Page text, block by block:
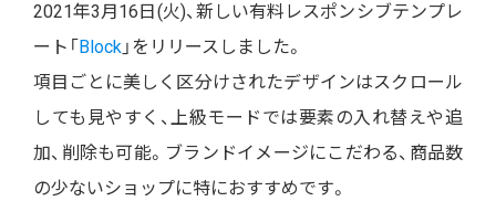
2021年3月16日(火)、新しい有料レスポンシブテンプレ
ート「 Block 」をリリースしました。
項目ごとに美しく区分けされたデザインはスクロール
しても見やすく、上級モードでは要素の入れ替えや追
加、削除も可能。ブランドイメージにこだわる、商品数
の少ないショップに特におすすめです。